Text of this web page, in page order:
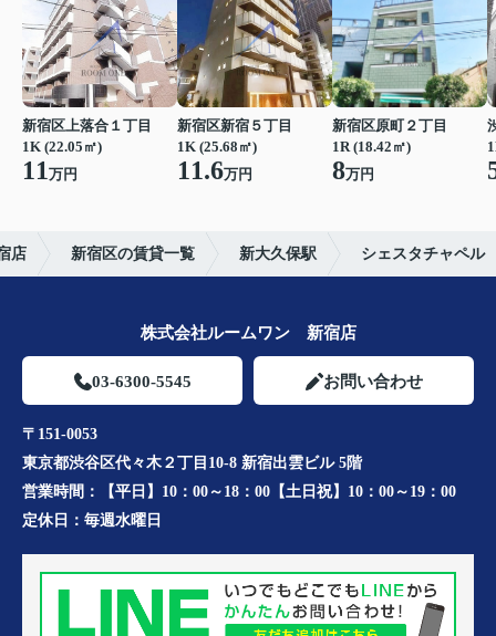
新宿区上落合１丁目
1K (22.05㎡)
11万円
新宿区新宿５丁目
1K (25.68㎡)
11.6万円
新宿区原町２丁目
1R (18.42㎡)
8万円
店 新宿区の賃貸一覧 新大久保駅 シェスタチャペル
株式会社ルームワン 新宿店
03-6300-5545 お問い合わせ
〒151-0053
東京都渋谷区代々木２丁目10-8 新宿出雲ビル 5階
営業時間：
【平日】10：00～18：00【土日祝】10：00～19：00
定休日： 毎週水曜日